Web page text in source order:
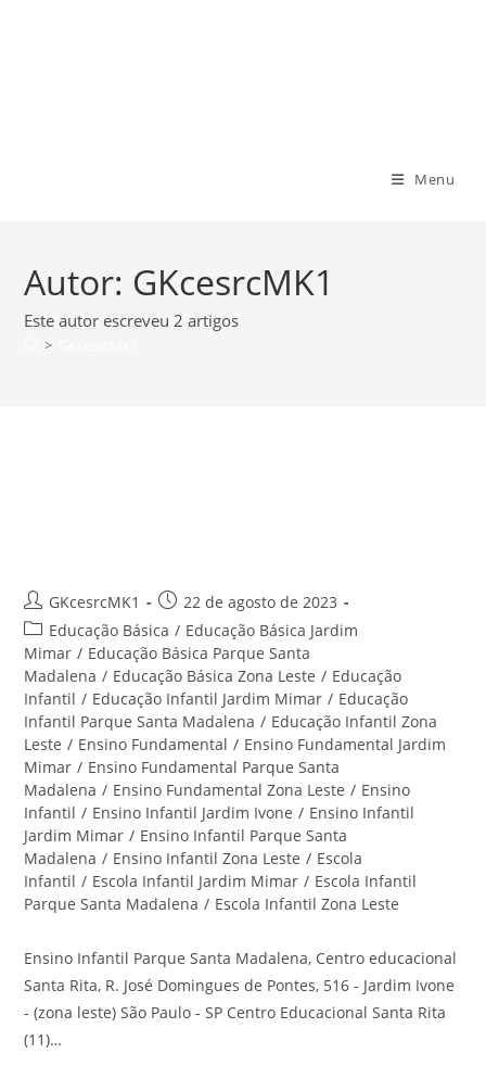
Menu
Autor: GKcesrcMK1
Este autor escreveu 2 artigos
>
Autor
do
post:
GKcesrcMK1
Post
publicado:
22 de agosto de 2023
Categoria
do
post:
Educação Básica / Educação Básica Jardim
Mimar / Educação Básica Parque Santa
Madalena / Educação Básica Zona Leste / Educação
Infantil / Educação Infantil Jardim Mimar / Educação
Infantil Parque Santa Madalena / Educação Infantil Zona
Leste / Ensino Fundamental / Ensino Fundamental Jardim
Mimar / Ensino Fundamental Parque Santa
Madalena / Ensino Fundamental Zona Leste / Ensino
Infantil / Ensino Infantil Jardim Ivone / Ensino Infantil
Jardim Mimar / Ensino Infantil Parque Santa
Madalena / Ensino Infantil Zona Leste / Escola
Infantil / Escola Infantil Jardim Mimar / Escola Infantil
Parque Santa Madalena / Escola Infantil Zona Leste
Ensino Infantil Parque Santa Madalena, Centro educacional
Santa Rita, R. José Domingues de Pontes, 516 - Jardim Ivone
- (zona leste) São Paulo - SP Centro Educacional Santa Rita
(11)…